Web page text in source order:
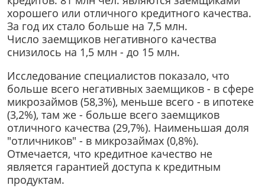
хорошего или отличного кредитного качества.
За год их стало больше на 7,5 млн.
Число заемщиков негативного качества
снизилось на 1,5 млн - до 15 млн.
Исследование специалистов показало, что
больше всего негативных заемщиков - в сфере
микрозаймов (58,3%), меньше всего - в ипотеке
(3,2%), там же - больше всего заемщиков
отличного качества (29,7%). Наименьшая доля
"отличников" - в микрозаймах (0,8%).
Отмечается, что кредитное качество не
является гарантией доступа к кредитным
продуктам.